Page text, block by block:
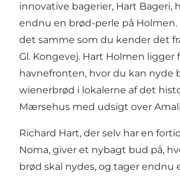
innovative bagerier, Hart Bageri,
endnu en brød-perle på
det samme som du kender det
Gl. Kongevej. Hart Holmen ligger
havnefronten, hvor du kan nyde
wienerbrød i lokalerne af det
Mærsehus med udsigt over
Richard Hart, der selv har en
Noma, giver et nybagt bud på,
brød skal nydes, og tager endnu